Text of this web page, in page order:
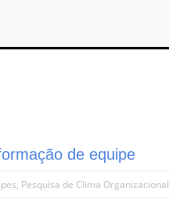
de equipe
, Pesquisa de Clima Organizacional